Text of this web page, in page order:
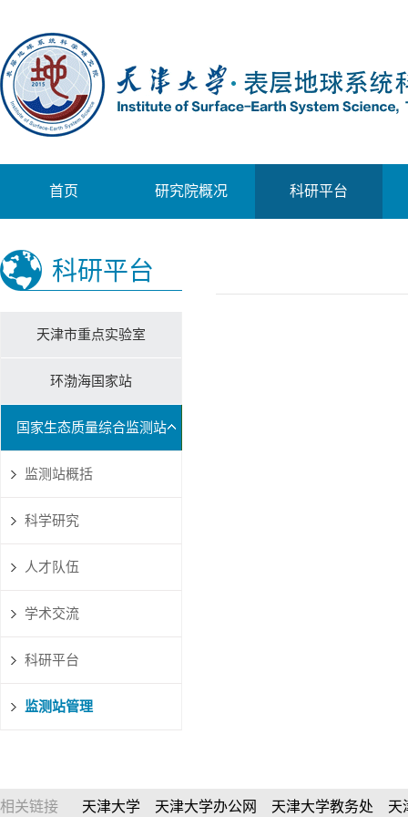
首页 研究院概况 科研平台
科研平台
天津市重点实验室
环渤海国家站
国家生态质量综合监测站
监测站概括
科学研究
人才队伍
学术交流
科研平台
监测站管理
相关链接 天津大学 天津大学办公网 天津大学教务处 天